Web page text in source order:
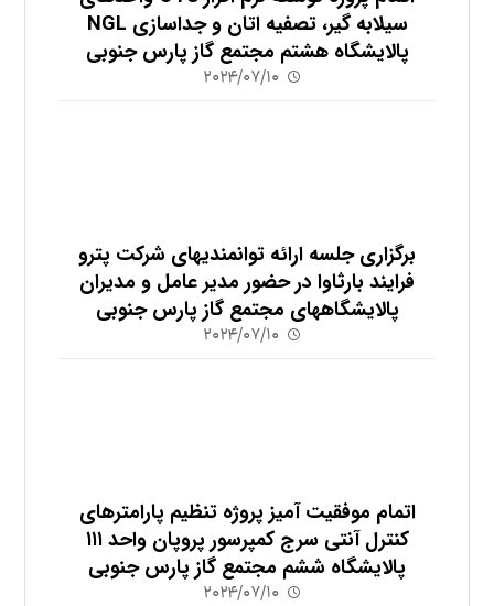
سیلابه گیر، تصفیه اتان و جداسازی NGL
پالایشگاه هشتم مجتمع گاز پارس جنوبی
۲۰۲۴/۰۷/۱۰
برگزاری جلسه ارائه توانمندیهای شرکت پترو
فرایند بارثاوا در حضور مدیر عامل و مدیران
پالایشگاههای مجتمع گاز پارس جنوبی
۲۰۲۴/۰۷/۱۰
اتمام موفقیت آمیز پروژه تنظیم پارامترهای
کنترل آنتی سرج کمپرسور پروپان واحد ۱۱۱
پالایشگاه ششم مجتمع گاز پارس جنوبی
۲۰۲۴/۰۷/۱۰